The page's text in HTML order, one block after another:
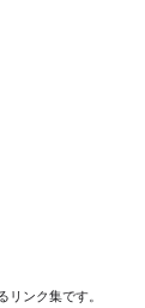
ンク集です。